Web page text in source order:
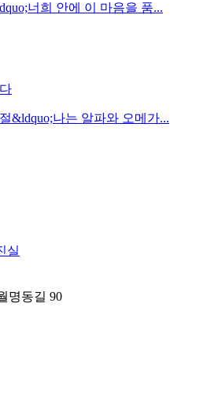
너희 안에 이 마음을 품...
&ldquo;나는 알파와 오메가...
실
명동길 90